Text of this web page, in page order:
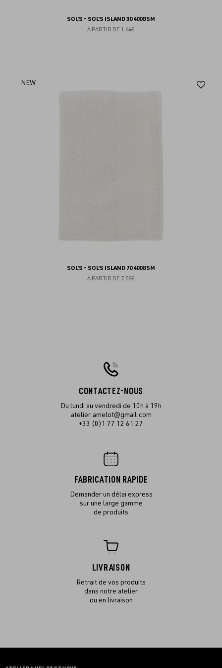
SOL'S - SOL'S ISLAND 30 400GSM
À PARTIR DE 1.64€
NEW
SOL'S - SOL'S ISLAND 70 400GSM
À PARTIR DE 7.58€
CONTACTEZ-NOUS
Du lundi au vendredi de 10h à 19h
atelier.amelot@gmail.com
+33 (0)1 77 12 61 27
FABRICATION RAPIDE
Demander un délai express
sur une large gamme
de produits
LIVRAISON
Retrait de vos produits
dans notre atelier
ou en livraison